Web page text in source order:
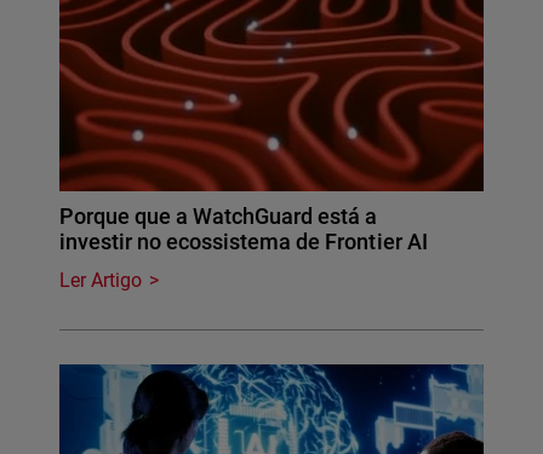
Porque que a WatchGuard está a
investir no ecossistema de Frontier AI
Ler Artigo